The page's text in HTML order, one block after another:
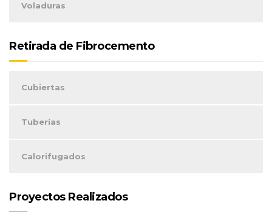
Voladuras
Retirada de Fibrocemento
Cubiertas
Tuberías
Calorifugados
Proyectos Realizados